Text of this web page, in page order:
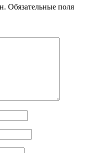
Обязательные поля